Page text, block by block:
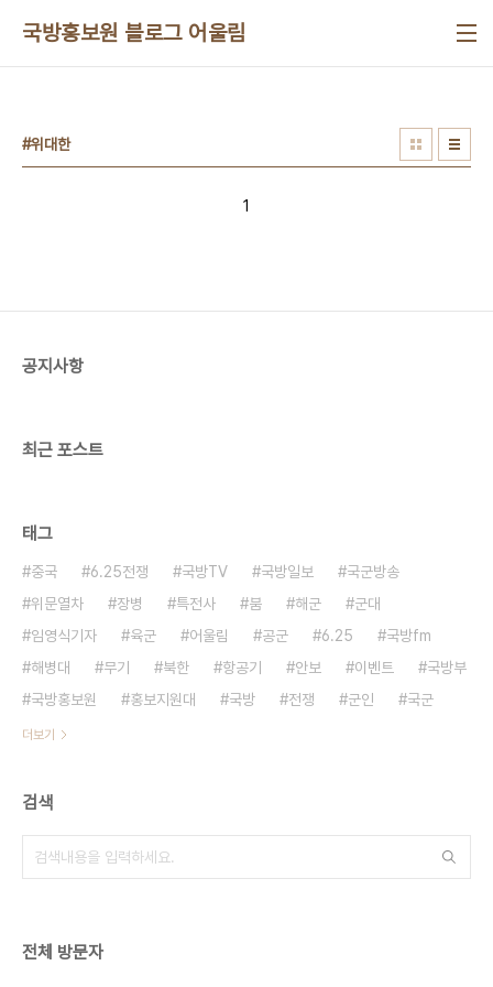
국방홍보원 블로그 어울림
#위대한
1
공지사항
최근 포스트
태그
중국 6.25전쟁 국방TV 국방일보
국군방송
위문열차
장병 특전사 붐 해군
군대
임영식기자
육군 어울림 공군 6.25
국방fm
해병대
무기 북한 항공기 안보 이벤트
국방부
국방홍보원
홍보지원대 국방 전쟁 군인 국군
더보기
검색
전체 방문자